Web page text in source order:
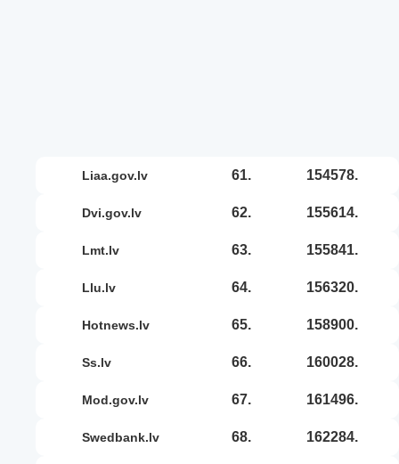
liaa.gov.lv 61. 154578.
dvi.gov.lv 62. 155614.
lmt.lv 63. 155841.
llu.lv 64. 156320.
hotnews.lv 65. 158900.
ss.lv 66. 160028.
mod.gov.lv 67. 161496.
swedbank.lv 68. 162284.